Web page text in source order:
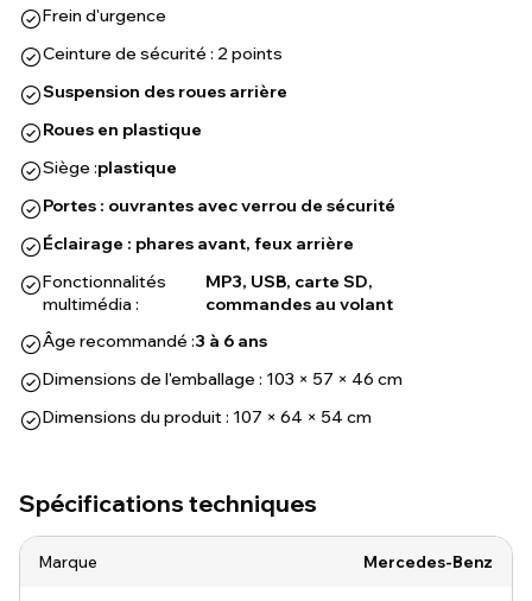
Frein d'urgence
Ceinture de sécurité : 2 points
Suspension des roues arrière
Roues en plastique
Siège :plastique
Portes : ouvrantes avec verrou de sécurité
Éclairage : phares avant, feux arrière
Fonctionnalités
multimédia :
MP3, USB, carte SD,
commandes au volant
Âge recommandé :3 à 6 ans
Dimensions de l'emballage : 103 × 57 × 46 cm
Dimensions du produit : 107 × 64 × 54 cm
Spécifications techniques
Marque Mercedes-Benz